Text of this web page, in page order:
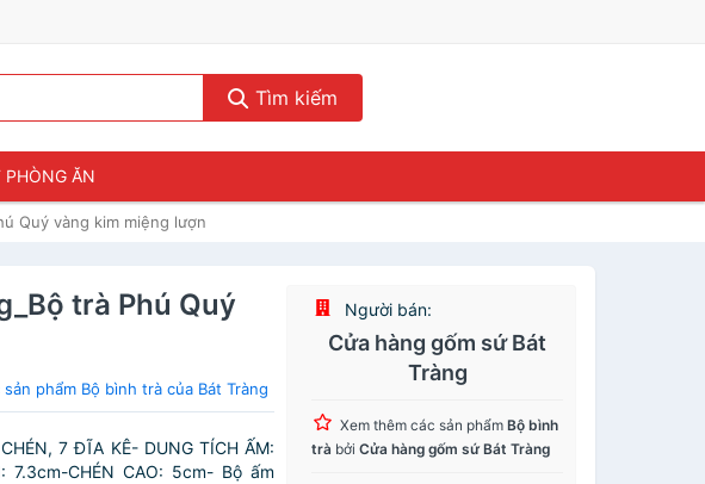
Tìm kiếm
PHÒNG ĂN
Quý vàng kim miệng lượn
trà Phú Quý
phẩm Bộ bình trà của Bát Tràng
7 ĐĨA KÊ- DUNG TÍCH ẤM:
7.3cm-CHÉN CAO: 5cm- Bộ ấm
Người bán:
Cửa hàng gốm sứ Bát
Tràng
Xem thêm các sản phẩmBộ bình
trà bởiCửa hàng gốm sứ Bát Tràng